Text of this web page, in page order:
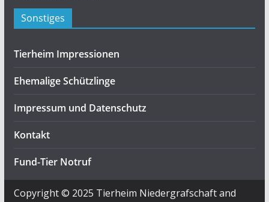
Sonstiges
Tierheim Impressionen
Ehemalige Schützlinge
Impressum und Datenschutz
Kontakt
Fund-Tier Notruf
Copyright © 2025 Tierheim Niedergrafschaft and